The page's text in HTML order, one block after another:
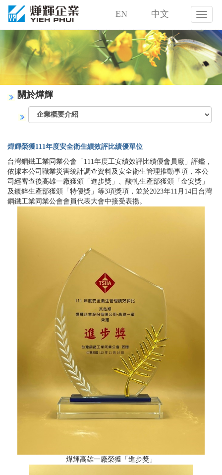
燁
輝
企
業
股
份
有
限
司
EN 中文
關於燁輝
燁輝榮獲111年度安全衛生績效評比績優單位
台灣鋼鐵工業同業公會「111年度工安績效評比績優會員廠」評鑑，
依據本公司職業災害統計調查資料及安全衛生管理推動事項，本公
司經審查後高雄一廠獲頒「進步獎」、酸軋生產部獲頒「金安獎」
及鍍鋅生產部獲頒「特優獎」等3項獎項，並於2023年11月14日台灣
鋼鐵工業同業公會會員代表大會中接受表揚。
燁輝高雄一廠榮獲「進步獎」